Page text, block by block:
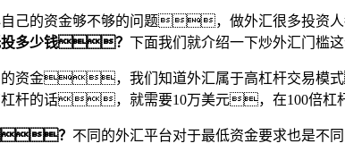
自己的资金够不够的问题，做外汇很多投
投多少钱？ 下面我们就介绍一下炒外汇门槛
的资金，我们知道外汇属于高杠杆交易
杆的话，就需要10万美元，在100倍
？ 不同的外汇平台对于最低资金要求也是